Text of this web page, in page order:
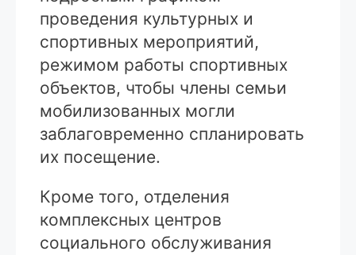
проведения культурных и
спортивных мероприятий,
режимом работы спортивных
объектов, чтобы члены семьи
мобилизованных могли
заблаговременно спланировать
их посещение.
Кроме того, отделения
комплексных центров
социального обслуживания